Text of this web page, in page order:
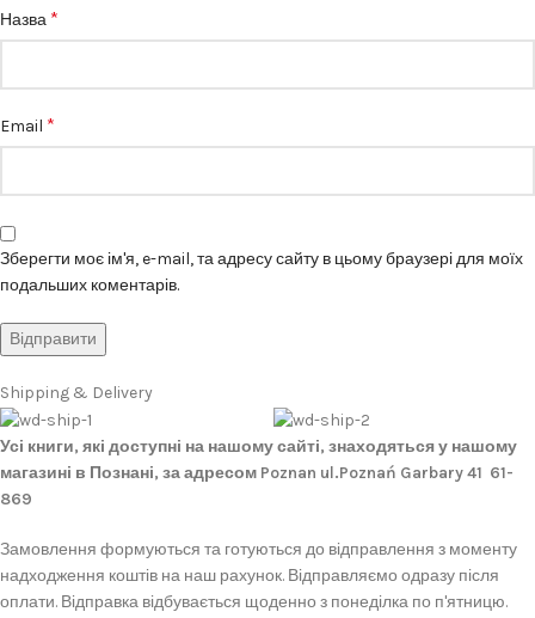
Назва *
Email *
Зберегти моє ім'я, e-mail, та адресу сайту в цьому браузері для моїх
подальших коментарів.
Shipping & Delivery
Усі книги, які доступні на нашому сайті, знаходяться у нашому
магазині в Познані, за адресом Poznan ul.Poznań Garbary 41 61-
869
Замовлення формуються та готуються до відправлення з моменту
надходження коштів на наш рахунок. Відправляємо одразу після
оплати. Відправка відбувається щоденно з понеділка по п'ятницю.